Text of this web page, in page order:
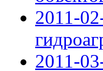
2011-
2011-